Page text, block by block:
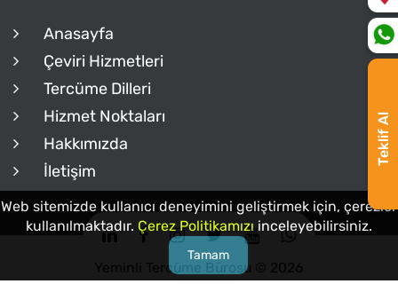
Anasayfa
Çeviri Hizmetleri
Tercüme Dilleri
Hizmet Noktaları
Hakkımızda
İletişim
Yeminli Tercüme Bürosu © 2026
Teklif Al
Web sitemizde kullanıcı deneyimini geliştirmek için, çerezler
kullanılmaktadır. Çerez Politikamızı inceleyebilirsiniz.
Tamam